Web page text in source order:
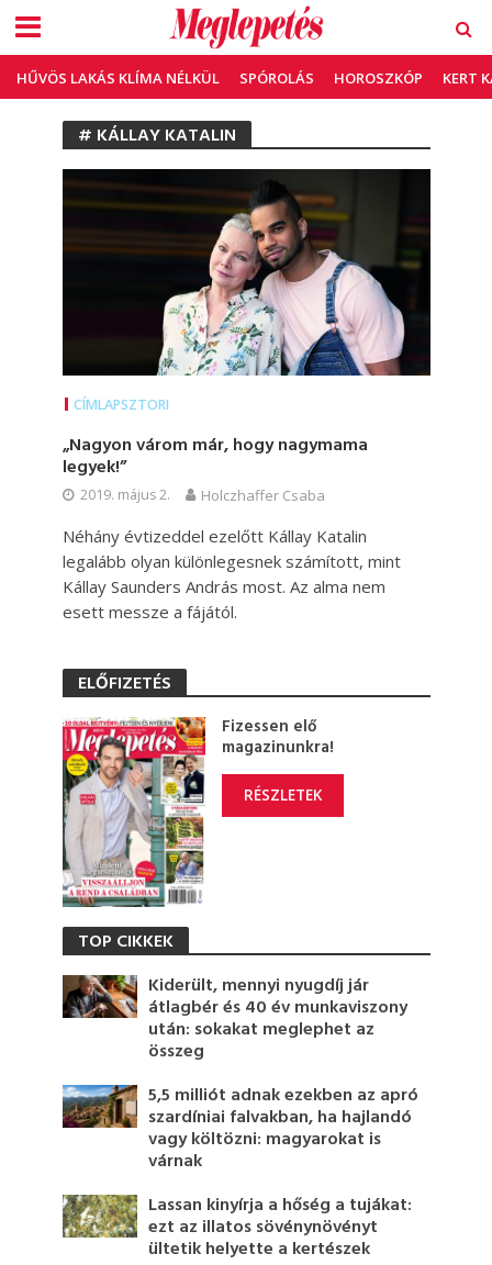
HŰVÖS LAKÁS KLÍMA NÉLKÜL SPÓROLÁS HOROSZKÓP KERT
# KÁLLAY KATALIN
CÍMLAPSZTORI
„Nagyon várom már, hogy nagymama
legyek!”
2019. május 2. Holczhaffer Csaba
Néhány évtizeddel ezelőtt Kállay Katalin
legalább olyan különlegesnek számított, mint
Kállay Saunders András most. Az alma nem
esett messze a fájától.
ELŐFIZETÉS
Fizessen elő
magazinunkra!
RÉSZLETEK
TOP CIKKEK
Kiderült, mennyi nyugdíj jár
átlagbér és 40 év munkaviszony
után: sokakat meglephet az
összeg
5,5 milliót adnak ezekben az apró
szardíniai falvakban, ha hajlandó
vagy költözni: magyarokat is
várnak
Lassan kinyírja a hőség a tujákat:
ezt az illatos sövénynövényt
ültetik helyette a kertészek